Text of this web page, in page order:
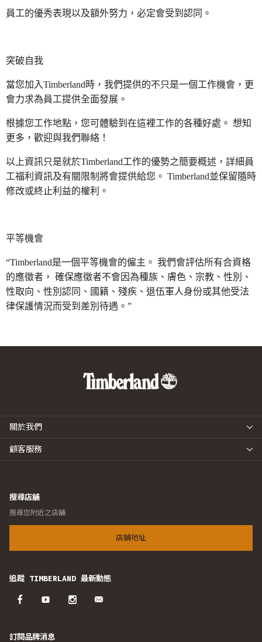
員工的優秀表現以及額外努力，必定會受到認同。
突破自我
當您加入Timberland時，我們提供的不只是一個工作機會，更
會力求為員工提供全面發展。
根據您工作地點，您可體驗到在這裡工作的各種好處。 想知
更多，歡迎與我們聯絡！
以上資訊只是就於Timberland工作的優勢之簡要概述，詳細員
工福利資訊及有關限制將會提供給您。 Timberland並保留隨時
修改或終止利益的權利。
平等機會
“Timberland是一個平等機會的僱主。 我們會評估所有合資格
的應徵者， 確保應徵者不會因為種族、膚色、宗教、性別、
性取向、性別認同、國籍、殘疾、退伍軍人身份或其他受法
律保護情況而受到差別待遇。”
關於我們
顧客服務
搜尋店舖
搜尋您附近之店舖
店舖地址
追蹤 TIMBERLAND 最新動態
訂閱品牌消息